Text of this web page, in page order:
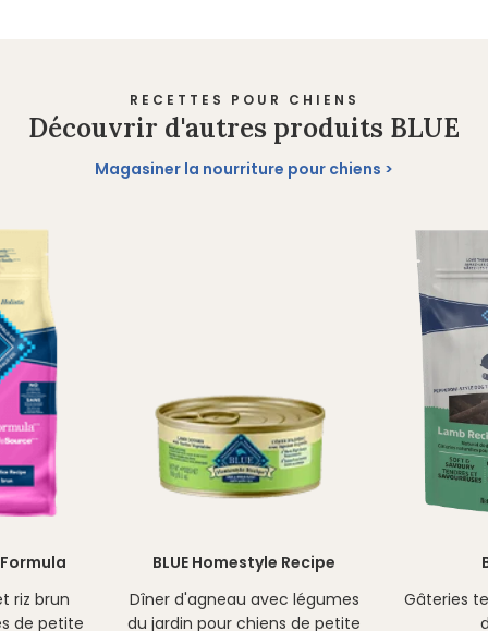
RECETTES POUR CHIENS
Découvrir d'autres produits BLUE
Magasiner la nourriture pour chiens
riz brun
de petite
BLUE Homestyle Recipe
Dîner d'agneau avec légumes
du jardin pour chiens de petite
Gâteries